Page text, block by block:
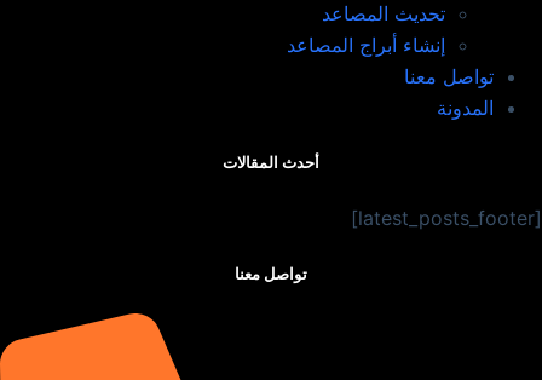
تحديث المصاعد​
إنشاء أبراج المصاعد​
تواصل معنا
المدونة
أحدث المقالات
[latest_posts_footer]
تواصل معنا